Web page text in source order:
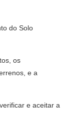
do Solo
os
e a
e aceitar a